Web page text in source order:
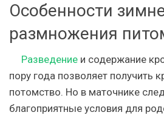
Особенности
размножения
Разведение и содержание
пору года позволяет получить
потомство. Но в маточнике
благоприятные условия для